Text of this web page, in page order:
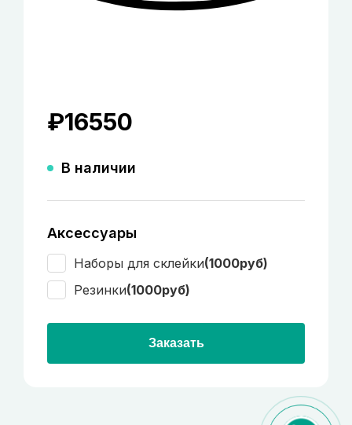
₽16550
В наличии
Аксессуары
Наборы для склейки(1000руб)
Резинки(1000руб)
Заказать